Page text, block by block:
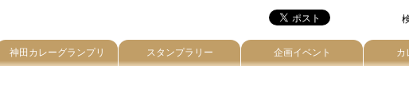
神田カレーグランプリ スタンプラリー 企画イベント カ